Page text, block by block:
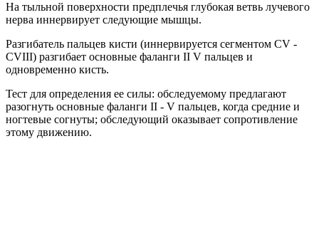
На тыльной поверхности предплечья глубокая ветвь лучевого
нерва иннервирует следующие мышцы.
Разгибатель пальцев кисти (иннервируется сегментом CV -
СVIII) разгибает основные фаланги II V пальцев и
одновременно кисть.
Тест для определения ее силы: обследуемому предлагают
разогнуть основные фаланги II - V пальцев, когда средние и
ногтевые согнуты; обследующий оказывает сопротивление
этому движению.